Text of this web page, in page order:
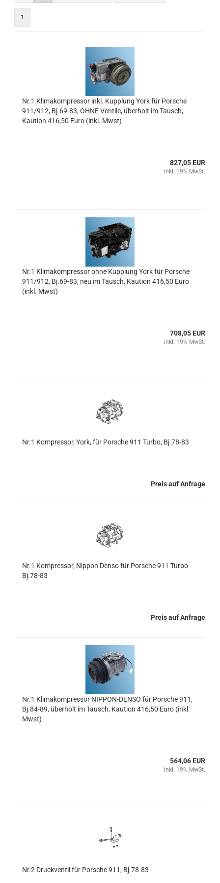
1
Nr.1 Klimakompressor inkl. Kupplung York für Porsche
911/912, Bj.69-83, OHNE Ventile, überholt im Tausch,
Kaution 416,50 Euro (inkl. Mwst)
827,05 EUR
inkl. 19% MwSt.
Nr.1 Klimakompressor ohne Kupplung York für Porsche
911/912, Bj.69-83, neu im Tausch, Kaution 416,50 Euro
(inkl. Mwst)
708,05 EUR
inkl. 19% MwSt.
Nr.1 Kompressor, York, für Porsche 911 Turbo, Bj.78-83
Preis auf Anfrage
Nr.1 Kompressor, Nippon Denso für Porsche 911 Turbo
Bj.78-83
Preis auf Anfrage
Nr.1 Klimakompressor NIPPON-DENSO für Porsche 911,
Bj.84-89, überholt im Tausch, Kaution 416,50 Euro (inkl.
Mwst)
564,06 EUR
inkl. 19% MwSt.
Nr.2 Druckventil für Porsche 911, Bj.78-83